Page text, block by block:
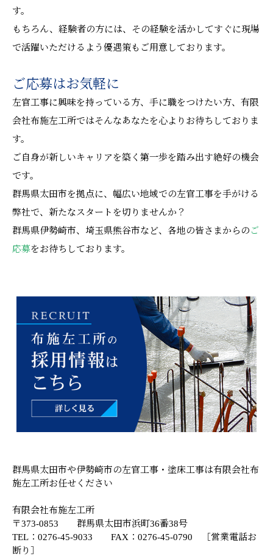
す。
もちろん、経験者の方には、その経験を活かしてすぐに現場
で活躍いただけるよう優遇策もご用意しております。
ご応募はお気軽に
左官工事に興味を持っている方、手に職をつけたい方、有限
会社布施左工所ではそんなあなたを心よりお待ちしておりま
す。
ご自身が新しいキャリアを築く第一歩を踏み出す絶好の機会
です。
群馬県太田市を拠点に、幅広い地域での左官工事を手がける
弊社で、新たなスタートを切りませんか？
群馬県伊勢崎市、埼玉県熊谷市など、各地の皆さまからのご
応募をお待ちしております。
群馬県太田市や伊勢崎市の左官工事・塗床工事は有限会社布
施左工所お任せください
有限会社布施左工所
〒373-0853 群馬県太田市浜町36番38号
TEL：0276-45-9033 FAX：0276-45-0790 ［営業電話お
断り］